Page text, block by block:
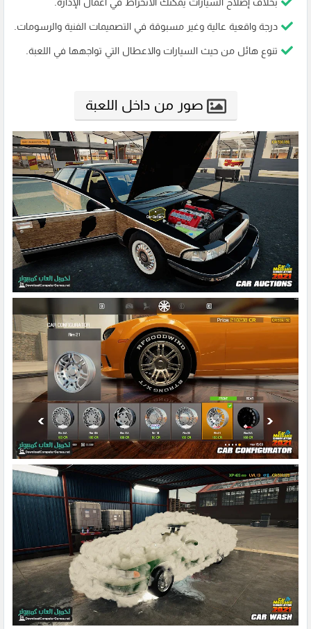
بخلاف إصلاح السيارات يمكنك الانخراط في أعمال الإدارة.
درجة واقعية عالية وغير مسبوقة في التصميمات الفنية والرسومات.
تنوع هائل من حيث السيارات والاعطال التي تواجهها في اللعبة.
صور من داخل اللعبة